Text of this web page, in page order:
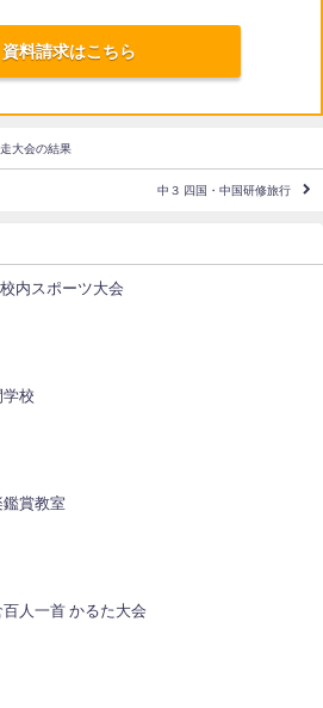
資料請求はこちら
大会の結果
中３ 四国・中国研修旅行
内スポーツ大会
学校
賞教室
人一首 かるた大会